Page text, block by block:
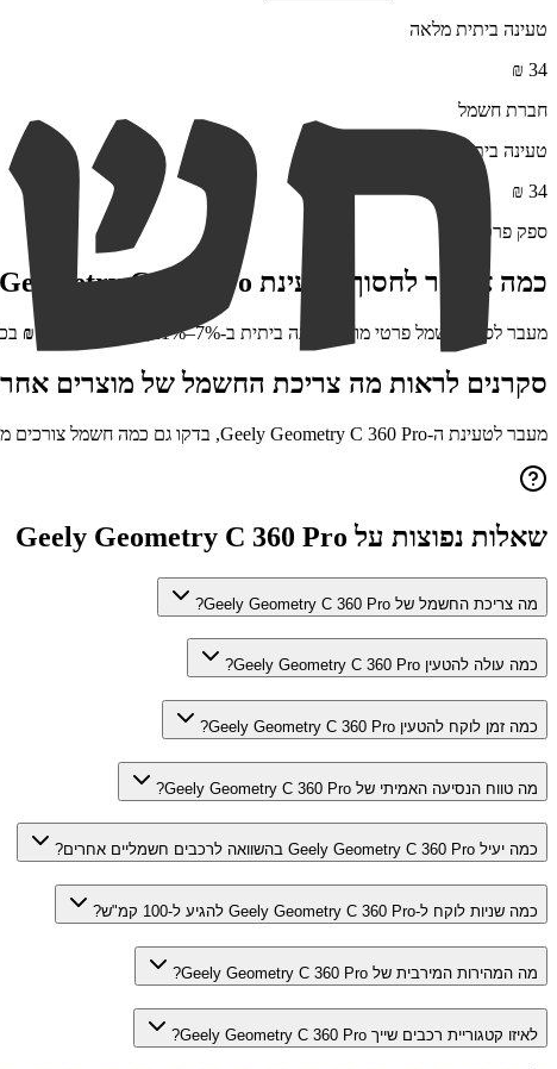
טעינה ביתית מלאה
34
₪
חברת חשמל
טעינה ביתית מלאה
34
₪
ספק פרטי
כמה אפשר לחסוך בטעינת C 360 Pro
מעבר לספק חשמל פרטי מוזיל טעינה ביתית ב-7%–21%, כלומר עד כ- ₪
סקרנים לראות מה צריכת החשמל של מוצרים
מעבר לטעינת ה-Geely Geometry C 360 Pro, בדקו גם כמה חשמל צורכים
שאלות נפוצות על Geely Geometry C 360 Pro
מה צריכת החשמל של Geely Geometry C 360 Pro?
כמה עולה להטעין Geely Geometry C 360 Pro?
כמה זמן לוקח להטעין Geely Geometry C 360 Pro?
מה טווח הנסיעה האמיתי של Geely Geometry C 360 Pro?
כמה יעיל Geely Geometry C 360 Pro בהשוואה לרכבים חשמליים אחרים?
כמה שניות לוקח ל-Geely Geometry C 360 Pro להגיע ל-100 קמ"ש?
מה המהירות המירבית של Geely Geometry C 360 Pro?
לאיזו קטגוריית רכבים שייך Geely Geometry C 360 Pro?